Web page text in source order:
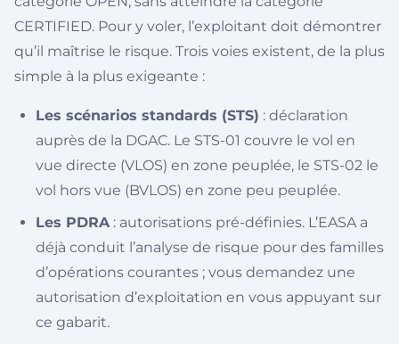
CERTIFIED. Pour y voler, l’exploitant doit démontrer
qu’il maîtrise le risque. Trois voies existent, de la plus
simple à la plus exigeante :
Les scénarios standards (STS) : déclaration
auprès de la DGAC. Le STS-01 couvre le vol en
vue directe (VLOS) en zone peuplée, le STS-02 le
vol hors vue (BVLOS) en zone peu peuplée.
Les PDRA : autorisations pré-définies. L’EASA a
déjà conduit l’analyse de risque pour des familles
d’opérations courantes ; vous demandez une
autorisation d’exploitation en vous appuyant sur
ce gabarit.